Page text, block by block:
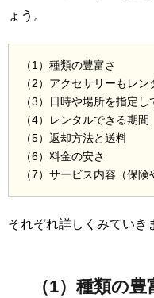
ょう。
（1）種類の豊富さ
（2）アクセサリーもレ
（3）日時や場所を指定
（4）レンタルできる期間
（5）返却方法と送料
（6）料金の安さ
（7）サービス内容（保険
それぞれ詳しくみていき
（1）種類の豊